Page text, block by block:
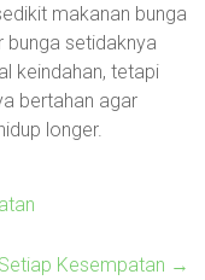
makanan bunga
bunga setidaknya
keindahan, tetapi
bertahan agar
longer.
Kesempatan →